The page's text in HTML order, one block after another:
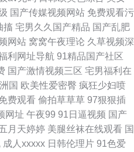
国产传媒视频网站 免费观看污
搐 宅男久久国产精品 国产乱肥
网站 窝窝午夜理论 久草视频深
利网址导航 91精品国产社区
国产激情视频三区 宅男福利在
国 欧美性爱密臀 疯狂少妇喷
费观看 偷拍草草草 97狠狠插
网址 午夜99 91日逼视频 国产
月天婷婷 美腿丝袜在线观看 国
成人xxxxx 日韩伦理片 91色爱